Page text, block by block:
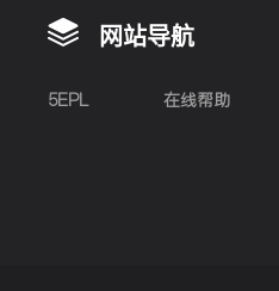
网站导航
5EPL 在线帮助